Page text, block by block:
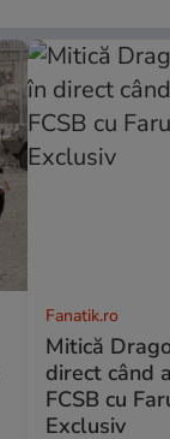
Fanatik.ro
Mitică
direct când
FCSB cu
Exclusiv